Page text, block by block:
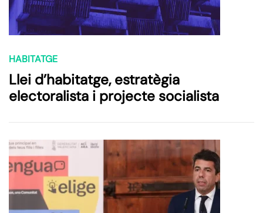
HABITATGE
Llei d’habitatge, estratègia
electoralista i projecte socialista